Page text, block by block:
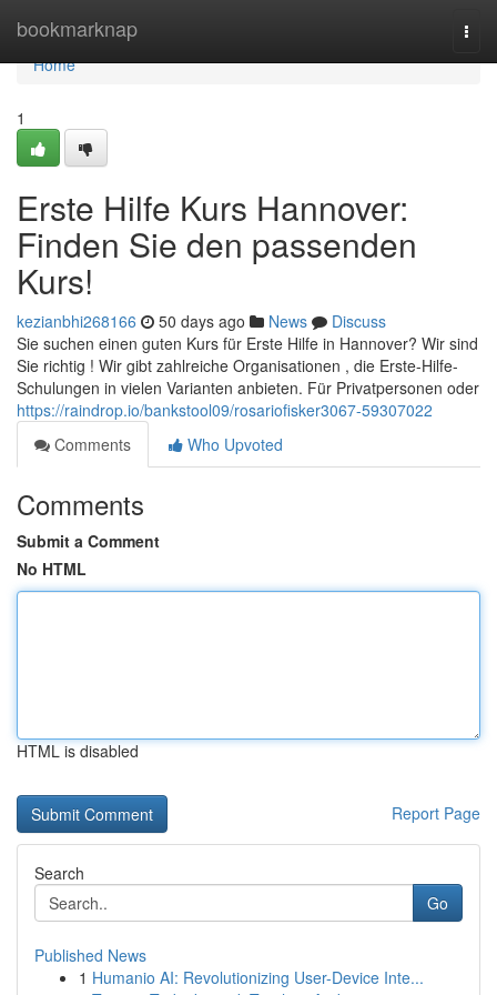
bookmarknap
Home
Home
1
Erste Hilfe Kurs Hannover:
Finden Sie den passenden
Kurs!
kezianbhi268166 50 days ago News
Discuss
Sie suchen einen guten Kurs für Erste Hilfe in Hannover? Wir sind
Sie richtig ! Wir gibt zahlreiche Organisationen , die Erste-Hilfe-
Schulungen in vielen Varianten anbieten. Für Privatpersonen oder
https://raindrop.io/bankstool09/rosariofisker3067-59307022
Comments
Who Upvoted
Comments
Submit a Comment
No HTML
HTML is disabled
Report Page
Search
Go
Published News
1 Humanio AI: Revolutionizing User-Device Inte...